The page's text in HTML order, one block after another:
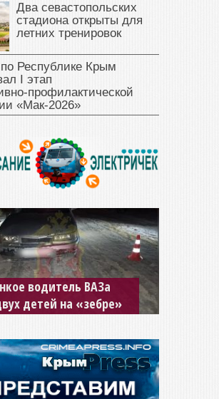
Два севастопольских
стадиона открыты для
летних тренировок
Республике Крым
I этап
«Мак‑2026»
водитель ВАЗа
детей на «зебре»